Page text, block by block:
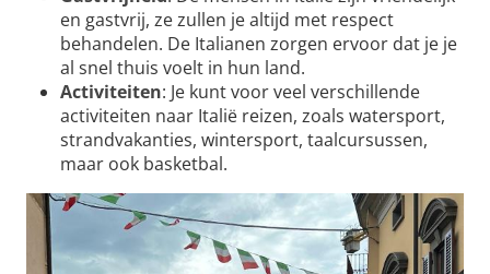
en gastvrij, ze zullen je altijd met respect
behandelen. De Italianen zorgen ervoor dat je je
al snel thuis voelt in hun land.
Activiteiten: Je kunt voor veel verschillende
activiteiten naar Italië reizen, zoals watersport,
strandvakanties, wintersport, taalcursussen,
maar ook basketbal.